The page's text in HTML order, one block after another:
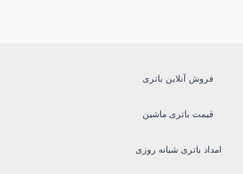
فروش آنلاین باتری
قیمت باتری ماشین
امداد باتری شبانه روزی